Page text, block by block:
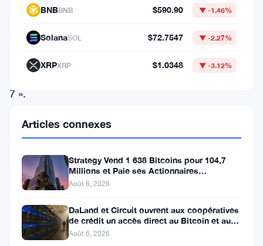
sous
nom
« Magnificent
7 ».
géants
ont
récemment
connu
une
baisse
BNBBNB $590.90 ▼ -1.46%
SolanaSOL $72.7547 ▼ -2.27%
XRPXRP $1.0348 ▼ -3.12%
Articles connexes
Strategy Vend 1 638 Bitcoins pour 104,7
Millions et Paie ses Actionnaires
Privilégiés
Août 6, 2026
DaLand et Circuit ouvrent aux coopératives
de crédit un accès direct au Bitcoin et aux
actifs numériques
Août 6, 2026